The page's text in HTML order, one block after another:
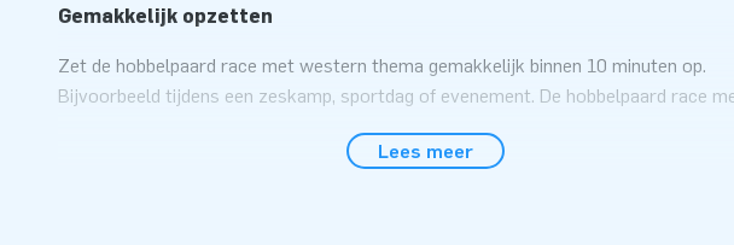
Gemakkelijk opzetten
Zet de hobbelpaard race met western thema gemakkelijk binnen 10 minuten op.
Bijvoorbeeld tijdens een zeskamp, sportdag of evenement. De hobbelpaard race
De inflatable wordt geleverd inclusief blower, verankeringsmateriaal, transportzak,
Lees meer